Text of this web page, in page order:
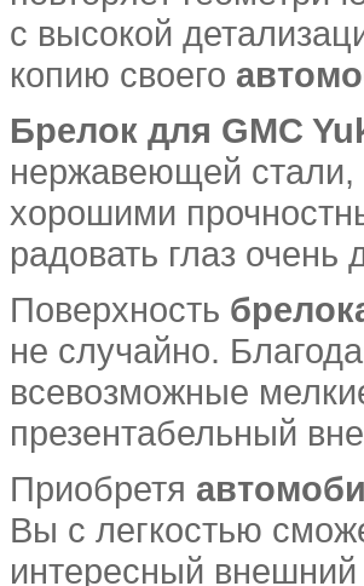
с высокой
копию своего
Брелок для GMC
нержавеющей стали,
хорошими
радовать глаз очень
Поверхность
не случайно.
всевозможные
презентабельный
Приобретя
Вы с легкостью
интересный внешний